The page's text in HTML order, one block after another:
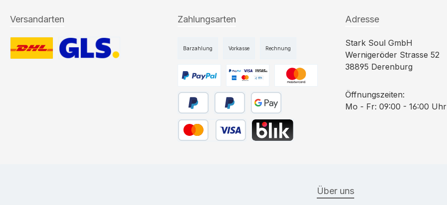
Versandarten Zahlungsarten
Später Bezahlen
PayPal Google Pay
Barzahlung Vorkasse Rechnung
Benutzerdefiniertes Bild 1
Benutzerdefiniertes Bild 2Benutzerdefiniertes Bild 3
Adresse
Stark Soul GmbH
Wernigeröder Strasse 52
38895 Derenburg
Öffnungszeiten:
Mo - Fr: 09:00 - 16:00 Uhr
Über uns